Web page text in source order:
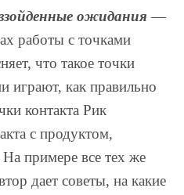
ожидания —
работы с точками
что такое точки
играют, как правильно
контакта Рик
с продуктом,
примере все тех же
дает советы, на какие